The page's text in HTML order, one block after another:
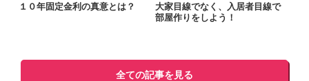
１０年固定金利の真意とは？
大家目線でなく、入居者目線で
部屋作りをしよう！
全ての記事を見る